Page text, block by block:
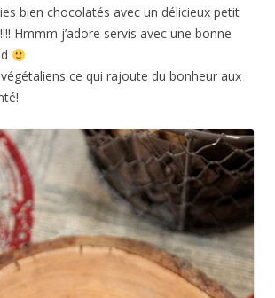
bien chocolatés avec un délicieux petit
Hmmm j’adore servis avec une bonne
ce qui rajoute du bonheur aux